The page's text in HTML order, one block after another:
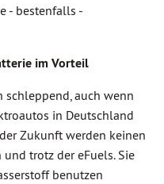
- bestenfalls -
im Vorteil
schleppend, auch wenn
in Deutschland
Zukunft werden keinen
trotz der eFuels. Sie
benutzen